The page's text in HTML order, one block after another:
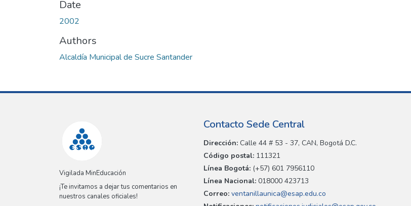
Date
2002
Authors
Alcaldía Municipal de Sucre Santander
Vigilada MinEducación
¡Te invitamos a dejar tus comentarios en
nuestros canales oficiales!
Contacto Sede Central
Dirección: Calle 44 # 53 - 37, CAN, Bogotá D.C.
Código postal: 111321
Línea Bogotá: (+57) 601 7956110
Línea Nacional: 018000 423713
Correo: ventanillaunica@esap.edu.co